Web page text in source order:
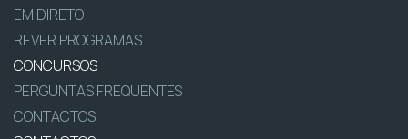
EM DIRETO
REVER PROGRAMAS
CONCURSOS
PERGUNTAS FREQUENTES
CONTACTOS